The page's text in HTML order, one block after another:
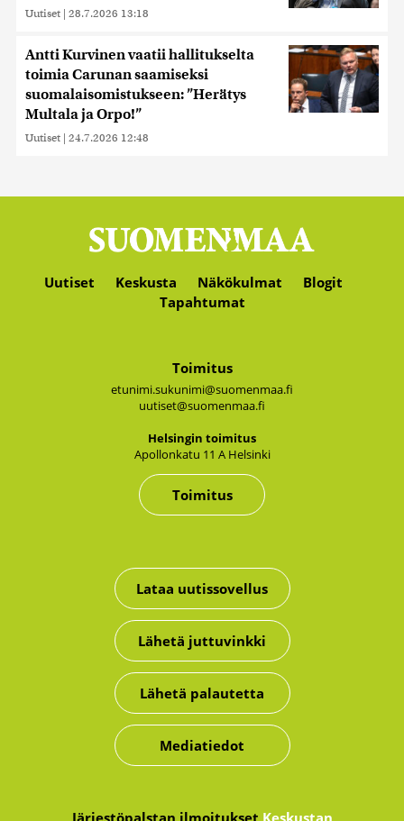
Uutiset | 28.7.2026 13:18
Antti Kurvinen vaatii hallitukselta
toimia Carunan saamiseksi
suomalaisomistukseen: ”Herätys
Multala ja Orpo!”
Uutiset | 24.7.2026 12:48
Uutiset Keskusta Näkökulmat
Blogit
Tapahtumat
Toimitus
etunimi.sukunimi@suomenmaa.fi
uutiset@suomenmaa.fi
Hel­sin­gin toi­mi­tus
Apol­lon­ka­tu 11 A Hel­sin­ki
Toimitus
Lataa uutissovellus
Lähetä juttuvinkki
Lähetä palautetta
Mediatiedot
Järjestöpalstan ilmoitukset Keskustan